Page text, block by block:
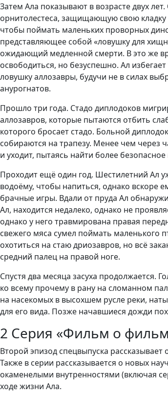
Затем Ала показывают в возрасте двух
орнитолестеса, защищающую свою кладку
чтобы поймать маленьких проворных
представляющее собой «ловушку для
ожидающий медленной смерти. В это же
освободиться, но безуспешно. Ал
ловушку аллозавры, будучи не в силах
анурогнатов.
Прошло три года. Стадо диплодоков
аллозавров, которые пытаются отбить
которого бросает стадо. Больной
собираются на трапезу. Менее чем через
и уходит, пытаясь найти более
Проходит ещё один год. Шестилетний Ал
водоёму, чтобы напиться, однако вскоре
брачные игры. Вдали от пруда Ал
Ал, находится недалеко, однако не
однако у него травмирована правая
свежего мяса сумел поймать маленького
охотиться на стаю дриозавров, но всё
средний палец на правой ноге.
Спустя два месяца засуха продолжается.
ко всему прочему в рану на сломанном
на насекомых в высохшем русле реки,
для его вида. Позже начавшиеся дожди
2 Серия «Фильм о
Второй эпизод спецвыпуска
Также в серии рассказывается о новых
окаменелыми внутренностями (включая
ходе жизни Ала.